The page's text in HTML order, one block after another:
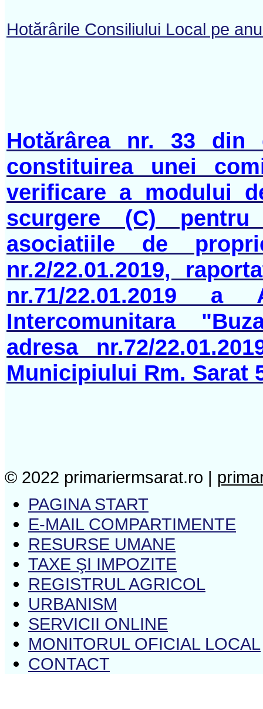
Hotărârile Consiliului Local pe
Hotărârea nr. 33 din
constituirea unei
verificare a modului
scurgere (C)
asociatiile de
nr.2/22.01.2019,
nr.71/22.01.2019 a
Intercomunitara
adresa nr.72/
Municipiului Rm. Sarat
© 2022 primariermsarat.ro |
PAGINA START
E-MAIL COMPARTIMENTE
RESURSE UMANE
TAXE ŞI IMPOZITE
REGISTRUL AGRICOL
URBANISM
SERVICII ONLINE
MONITORUL OFICIAL LOCAL
CONTACT